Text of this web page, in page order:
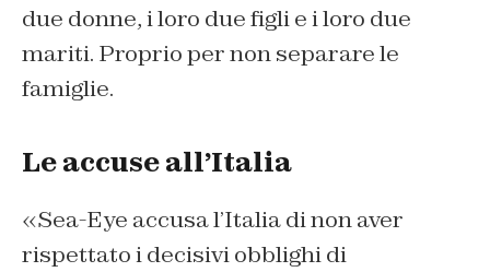
due donne, i loro due figli e i loro due
mariti. Proprio per non separare le
famiglie.
Le accuse all’Italia
«Sea-Eye accusa l’Italia di non aver
rispettato i decisivi obblighi di